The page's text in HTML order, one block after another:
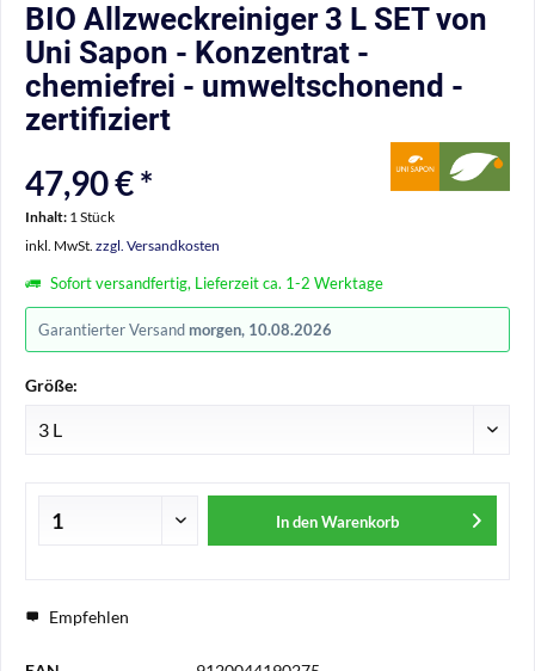
BIO Allzweckreiniger 3 L SET von
Uni Sapon - Konzentrat -
chemiefrei - umweltschonend -
zertifiziert
47,90 € *
Inhalt: 1 Stück
inkl. MwSt. zzgl. Versandkosten
Sofort versandfertig, Lieferzeit ca. 1-2 Werktage
Garantierter Versand morgen, 10.08.2026
Größe:
In den Warenkorb
Empfehlen